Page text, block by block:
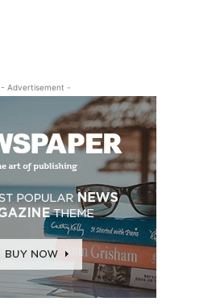
- Advertisement -